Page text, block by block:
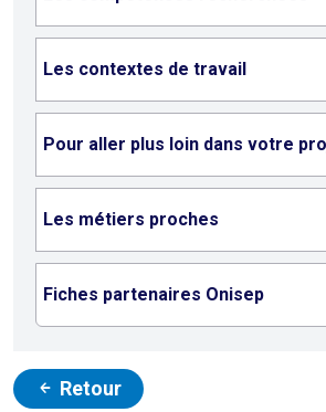
Les contextes de travail
Pour aller plus loin dans votre
Les métiers proches
Fiches partenaires Onisep
Retour